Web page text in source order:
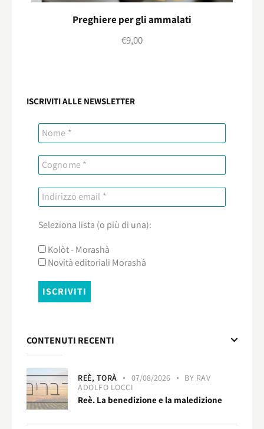
Preghiere per gli ammalati
€9,00
ISCRIVITI ALLE NEWSLETTER
Seleziona lista (o più di una):
Kolòt - Morashà
Novità editoriali Morashà
CONTENUTI RECENTI
REÈ, TORÀ 07/08/2026 BY RAV
ADOLFO LOCCI
Reè. La benedizione e la maledizione